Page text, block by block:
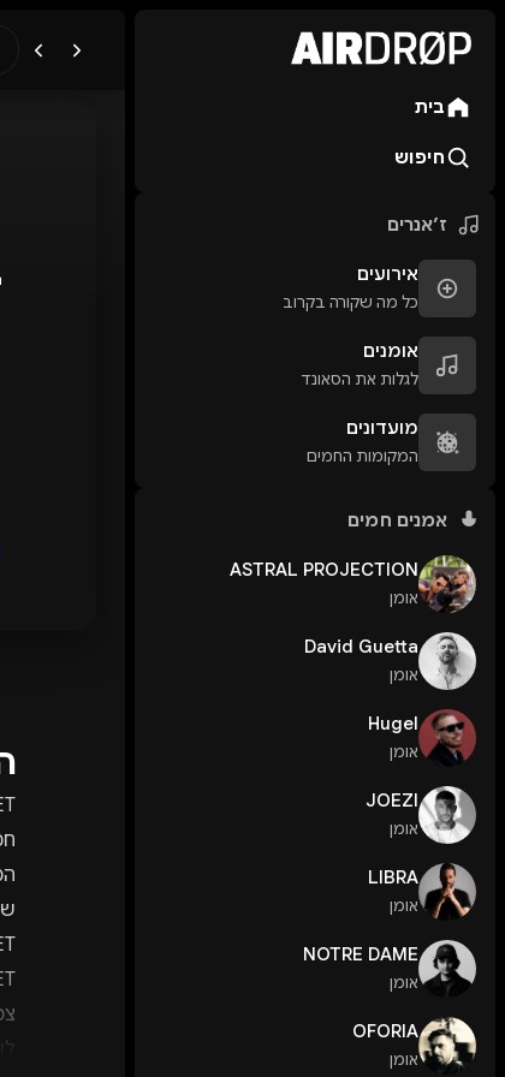
בית
חיפוש
ז׳אנרים
אירועים
כל מה שקורה בקרוב
אומנים
לגלות את הסאונד
מועדונים
המקומות החמים
אמנים חמים
ASTRAL PROJECTION
אומן
David Guetta
אומן
Hugel
אומן
JOEZI
אומן
LIBRA
אומן
NOTRE DAME
אומן
OFORIA
אומן
טיפ: אפשר להקליד שם